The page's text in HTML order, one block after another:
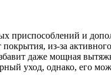
и
из-за
даже мощная
уход, однако, его